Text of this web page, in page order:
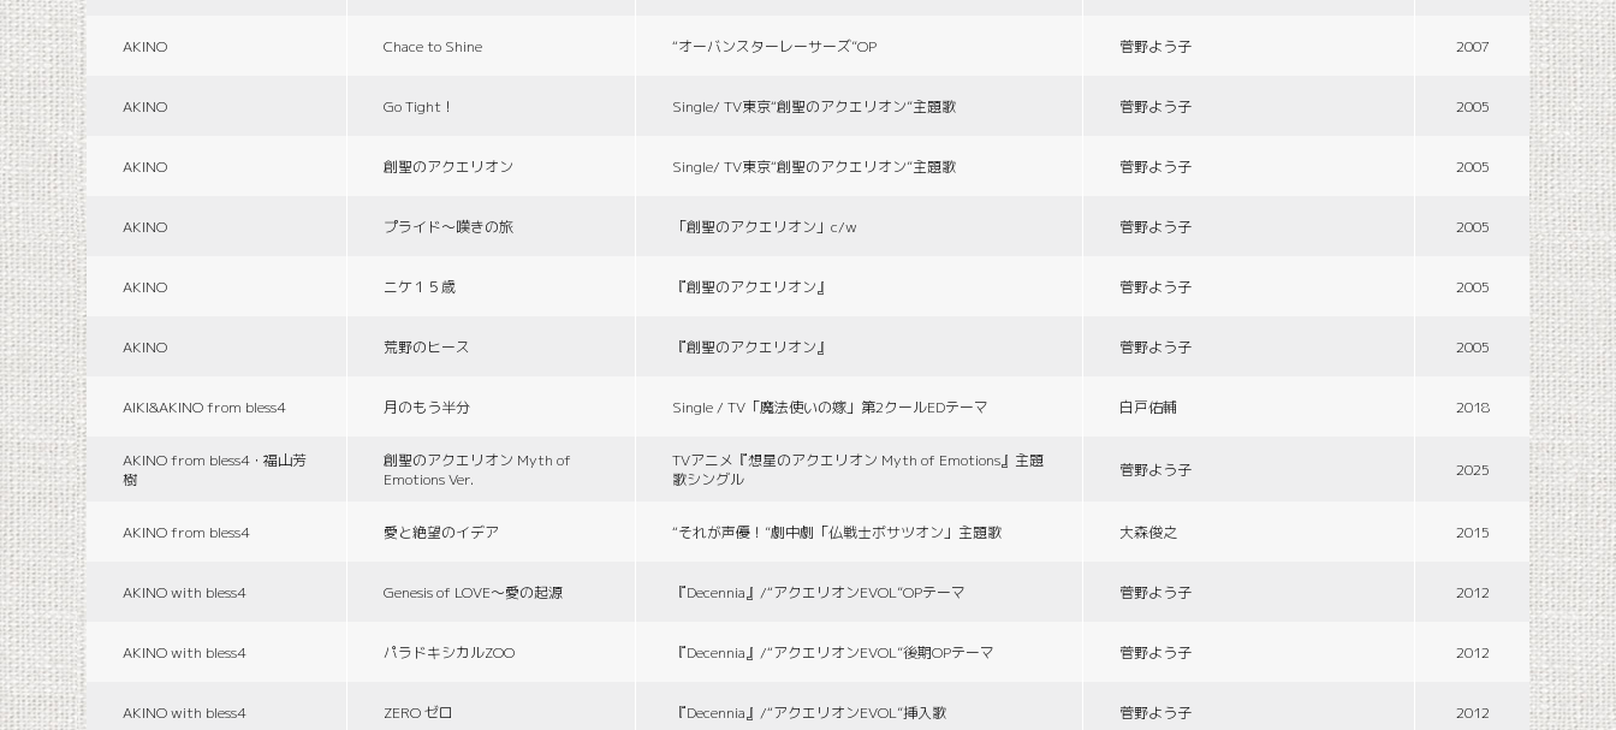
AKINO Chace to Shine “オーバンスターレーサーズ”OP 菅野よう子 2007
AKINO Go Tight！ Single/ TV東京“創聖のアクエリオン”主題歌 菅野よう子 2005
AKINO 創聖のアクエリオン Single/ TV東京“創聖のアクエリオン”主題歌 菅野よう子 2005
AKINO プライド〜嘆きの旅 「創聖のアクエリオン」c/w 菅野よう子 2005
AKINO ニケ１５歳 『創聖のアクエリオン』 菅野よう子 2005
AKINO 荒野のヒース 『創聖のアクエリオン』 菅野よう子 2005
AIKI&AKINO from bless4 月のもう半分 Single / TV「魔法使いの嫁」第2クールEDテーマ 白戸佑輔 2018
AKINO from bless4・福山芳
樹
創聖のアクエリオン Myth of
Emotions Ver.
TVアニメ『想星のアクエリオン Myth of Emotions』主題
歌シングル
菅野よう子 2025
AKINO from bless4 愛と絶望のイデア “それが声優！”劇中劇「仏戦士ボサツオン」主題歌 大森俊之 2015
AKINO with bless4 Genesis of LOVE〜愛の起源 『Decennia』/“アクエリオンEVOL”OPテーマ 菅野よう子 2012
AKINO with bless4 パラドキシカルZOO 『Decennia』/“アクエリオンEVOL”後期OPテーマ 菅野よう子 2012
AKINO with bless4 ZERO ゼロ 『Decennia』/“アクエリオンEVOL”挿入歌 菅野よう子 2012